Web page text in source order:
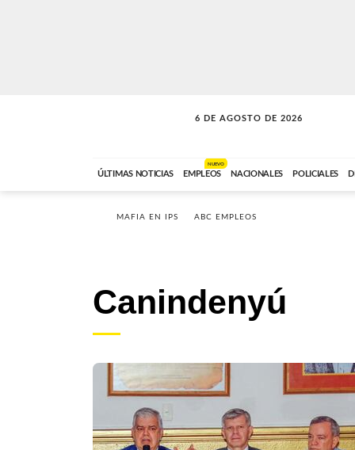
6 DE AGOSTO DE 2026
SOLO MÚSICA
ÚLTIMAS NOTICIAS EMPLEOS
NUEVO
NACIONALES POLICIALES
MAFIA EN IPS ABC EMPLEOS
Canindenyú